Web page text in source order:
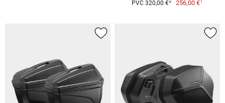
PVC 320,00 €2 256,00 €